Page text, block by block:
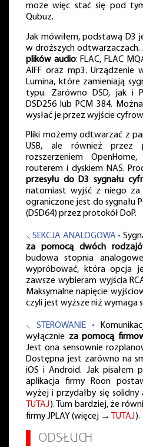
może więc stać się pod
Qubuz.
Jak mówiłem, podstawą
w droższych odtwarzaczach.
plików audio: FLAC, FLAC
AIFF oraz mp3.
Lumina, które zamieniają
typu. Zarówno DSD, jak i
DSD256 lub PCM 384.
wysłać je przez wyjście
Pliki możemy odtwarzać z
USB, ale również przez
rozszerzeniem
routerem i dyskiem NAS.
przesyłu do D3 sygnału
natomiast wyjść z niego za
ograniczone jest do sygnału
(DSD64) przez protokół DoP.
⸜ SEKCJA ANALOGOWA •
za pomocą dwóch
budowa stopnia
wypróbować, która opcja
zawsze wybieram wyjścia
Maksymalne napięcie
czyli jest wyższe niż wymaga
⸜ STEROWANIE •
wyłącznie za pomocą
Jest ona sensownie
Dostępna jest zarówno na
iOS i Android. Jak pisałem
aplikacja firmy Roon
wyżej i przydałby się
TUTAJ). Tum bardziej, że
firmy JPLAY (więcej → TUTAJ).
ODSŁUCH